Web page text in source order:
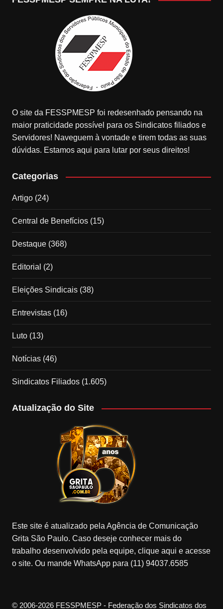
O site da FESSPMESP foi redesenhado pensando na
maior praticidade possível para os Sindicatos filiados e
Servidores! Naveguem à vontade e tirem todas as suas
dúvidas. Estamos aqui para lutar por seus direitos!
Categorias
Artigo(24)
Central de Benefícios(15)
Destaque(368)
Editorial (2)
Eleições Sindicais(38)
Entrevistas(16)
Luto(13)
Notícias(46)
Sindicatos Filiados(1.605)
Atualização do Site
Este site é atualizado pela Agência de Comunicação
Grita São Paulo. Caso deseje conhecer mais do
trabalho desenvolvido pela equipe, clique aqui e acesse
o site. Ou mande WhatsApp para (11) 94037.6585
© 2006-2026 FESSPMESP - Federação dos Sindicatos dos